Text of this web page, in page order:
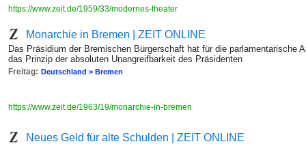
https://www.zeit.de/1959/33/modernes-theater
Monarchie in Bremen | ZEIT ONLINE
Das Präsidium der Bremischen Bürgerschaft hat für die parlamentarische
das Prinzip der absoluten Unangreifbarkeit des Präsidenten
Freitag: Deutschland > Bremen
https://www.zeit.de/1963/19/monarchie-in-bremen
Neues Geld für alte Schulden | ZEIT ONLINE